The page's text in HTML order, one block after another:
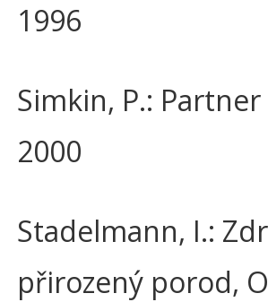
1996
Simkin, P.:
2000
Stadelmann, I.:
přirozený porod,